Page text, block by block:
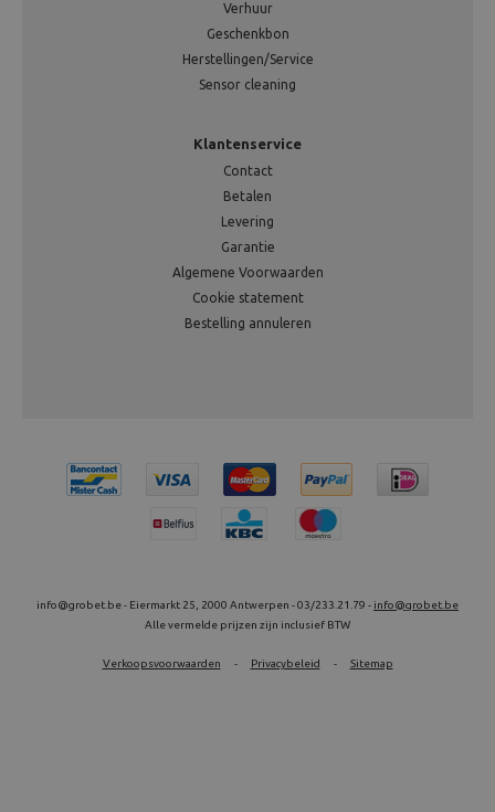
Verhuur
Geschenkbon
Herstellingen/Service
Sensor cleaning
Klantenservice
Contact
Betalen
Levering
Garantie
Algemene Voorwaarden
Cookie statement
Bestelling annuleren
info@grobet.be - Eiermarkt 25, 2000 Antwerpen - 03/233.21.79 - info@grobet.be
Alle vermelde prijzen zijn inclusief BTW
Verkoopsvoorwaarden - Privacybeleid - Sitemap